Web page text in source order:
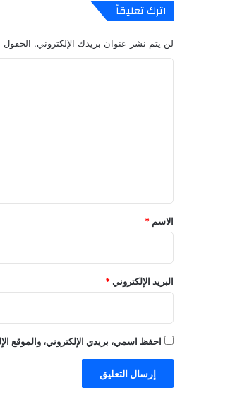
اترك تعليقاً
لن يتم نشر عنوان بريدك الإلكتروني. الحقول
*
الاسم *
البريد الإلكتروني*
احفظ اسمي، بريدي الإلكتروني، والموقع